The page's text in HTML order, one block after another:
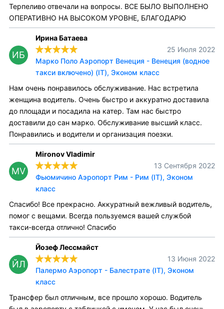
Терпеливо отвечали на вопросы. ВСЕ БЫЛО ВЫПОЛНЕНО
ОПЕРАТИВНО НА ВЫСОКОМ УРОВНЕ, БЛАГОДАРЮ
ИБ
Ирина Батаева
25 Июля 2022
Марко Поло Аэропорт Венеция - Венеция (водное
такси включено) (IT), Эконом класс
Нам очень понравилось обслуживание. Нас встретила
женщина водитель. Очень быстро и аккуратно доставила
до площади и посадила на катер. Там нас быстро
доставили до сан марко. Обслуживание высший класс.
Понравились и водители и организация поезки.
MV
Mironov Vladimir
13 Сентября 2022
Фьюмичино Аэропорт Рим - Рим (IT), Эконом
класс
Спасибо! Все прекрасно. Аккуратный вежливый водитель,
помог с вещами. Всегда пользуемся вашей службой
такси-всегда отлично! Спасибо
ЙЛ
Йозеф Лессмайст
13 Июня 2022
Палермо Аэропорт - Балестрате (IT), Эконом
класс
Трансфер был отличным, все прошло хорошо. Водитель